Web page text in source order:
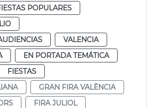
POPULARES
VALENCIA
EN PORTADA TEMÁTICA
FIESTAS
GRAN FIRA VALÈNCIA
FIRA JULIOL